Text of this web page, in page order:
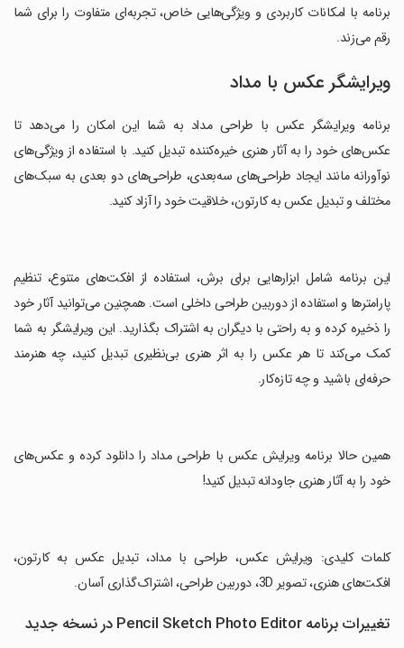
برنامه با امکانات کاربردی و ویژگی‌هایی خاص، تجربه‌ای متفاوت را برای شما
رقم می‌زند.
ویرایشگر عکس با مداد
برنامه ویرایشگر عکس با طراحی مداد به شما این امکان را می‌دهد تا
عکس‌های خود را به آثار هنری خیره‌کننده تبدیل کنید. با استفاده از ویژگی‌های
نوآورانه مانند ایجاد طراحی‌های سه‌بعدی، طراحی‌های دو بعدی به سبک‌های
مختلف و تبدیل عکس به کارتون، خلاقیت خود را آزاد کنید.
‏این برنامه شامل ابزارهایی برای برش، استفاده از افکت‌های متنوع، تنظیم
پارامترها و استفاده از دوربین طراحی داخلی است. همچنین می‌توانید آثار خود
را ذخیره کرده و به راحتی با دیگران به اشتراک بگذارید. این ویرایشگر به شما
کمک می‌کند تا هر عکس را به اثر هنری بی‌نظیری تبدیل کنید، چه هنرمند
حرفه‌ای باشید و چه تازه‌کار.
‏همین حالا برنامه ویرایش عکس با طراحی مداد را دانلود کرده و عکس‌های
خود را به آثار هنری جاودانه تبدیل کنید!
‏کلمات کلیدی: ویرایش عکس، طراحی با مداد، تبدیل عکس به کارتون،
افکت‌های هنری، تصویر 3D، دوربین طراحی، اشتراک‌گذاری آسان.
تغییرات برنامه Pencil Sketch Photo Editor در نسخه جدید